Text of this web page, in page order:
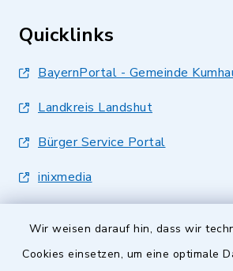
Wir weisen darauf hin, dass wir
Cookies einsetzen, um eine optimale
Quicklinks
BayernPortal - Gemeinde
Landkreis Landshut
Bürger Service Portal
inixmedia